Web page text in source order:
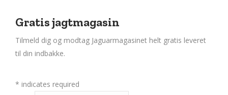
Gratis jagtmagasin
Tilmeld dig og modtag Jaguarmagasinet helt gratis leveret
til din indbakke.
* indicates required